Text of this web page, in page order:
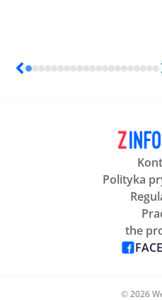
Polityka
the
© 2026